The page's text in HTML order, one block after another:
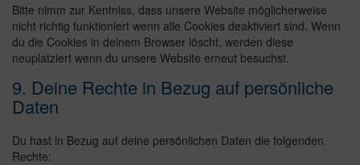
Bitte nimm zur Kentniss, dass unsere Website möglicherweise
nicht richtig funktioniert wenn alle Cookies deaktiviert sind. Wenn
du die Cookies in deinem Browser löscht, werden diese
neuplatziert wenn du unsere Website erneut besuchst.
9. Deine Rechte in Bezug auf persönliche
Daten
Du hast in Bezug auf deine persönlichen Daten die folgenden
Rechte: